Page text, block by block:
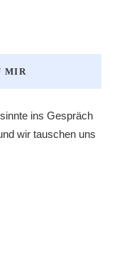
MIR
ins Gespräch
wir tauschen uns